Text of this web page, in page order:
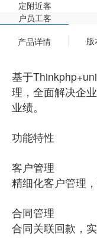
产品详情 版
基于
理，全面解决企
业绩。
功能特性
客户管理
精细化客户管理
合同管理
合同关联回款，